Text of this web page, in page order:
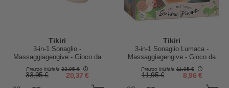
Tikiri
3-in-1 Sonaglio -
Massaggiagengive - Gioco da
Bagno - Set 3 pz - My First
Safari - 100% Caucciù Naturale
Prezzo iniziale 33,95 €
33,95 € 20,37 €
Tikiri
3-in-1 Sonaglio Lumaca -
Massaggiagengive - Gioco da
Bagno - Garden Animals - 100%
Caucciù Naturale
Prezzo iniziale11,95 €
11,95 € 8,96 €